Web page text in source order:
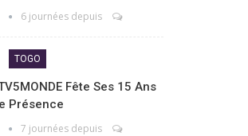
6 journées depuis
TOGO
Fête Ses 15 Ans
Présence
7 journées depuis